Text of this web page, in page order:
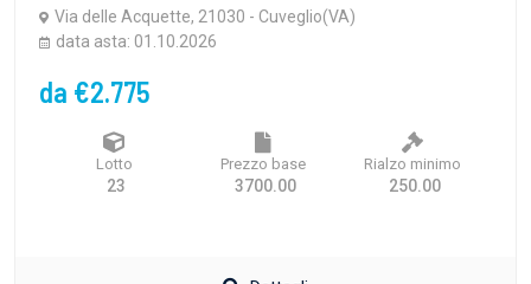
Via delle Acquette, 21030 - Cuveglio(VA)
data asta: 01.10.2026
da €2.775
Lotto
23
Prezzo base
3700.00
Rialzo minimo
250.00